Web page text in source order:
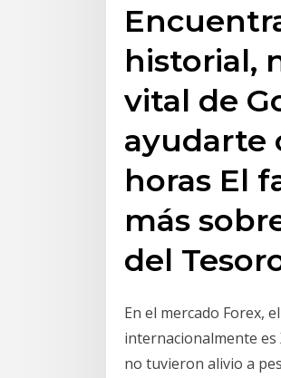
historial,
vital de
ayudarte
horas El
más
del
En el mercado Forex,
internacionalmente es
no tuvieron alivio a